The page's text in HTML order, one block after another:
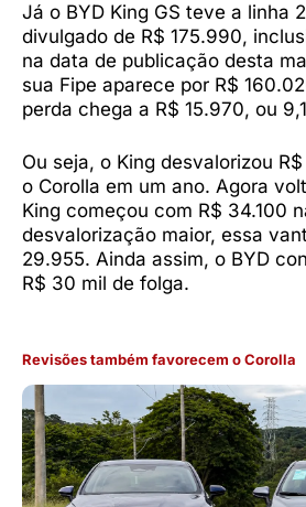
Já o BYD King GS teve a linha
divulgado de R$ 175.990,
na data de publicação desta
sua Fipe aparece por R$
perda chega a R$ 15.970, ou
Ou seja, o King desvalorizou
o Corolla em um ano. Agora
King começou com R$ 34.100
desvalorização maior, essa
29.955. Ainda assim, o BYD
R$ 30 mil de folga.
Revisões também favorecem o Corolla